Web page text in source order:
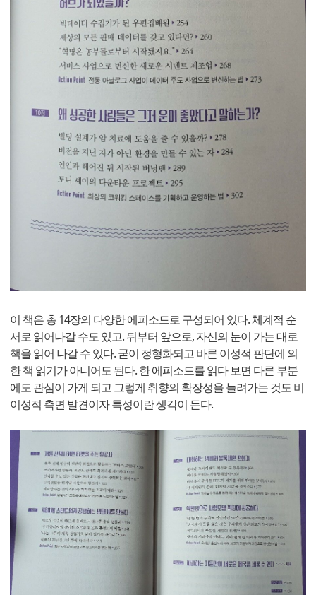
이 책은 총 14장의 다양한 에피소드로 구성되어 있다. 체계적 순
서로 읽어나갈 수도 있고. 뒤부터 앞으로, 자신의 눈이 가는 대로
책을 읽어 나갈 수 있다. 굳이 정형화되고 바른 이성적 판단에 의
한 책 읽기가 아니어도 된다. 한 에피소드를 읽다 보면 다른 부분
에도 관심이 가게 되고 그렇게 취향의 확장성을 늘려가는 것도 비
이성적 측면 발견이자 특성이란 생각이 든다.